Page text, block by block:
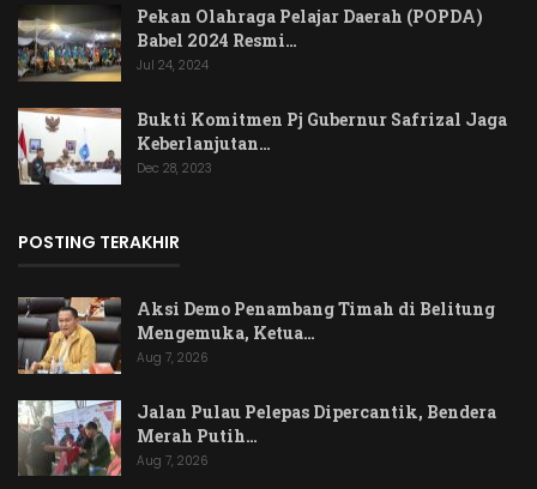
Pekan Olahraga Pelajar Daerah (POPDA)
Babel 2024 Resmi…
Jul 24, 2024
Bukti Komitmen Pj Gubernur Safrizal Jaga
Keberlanjutan…
Dec 28, 2023
POSTING TERAKHIR
Aksi Demo Penambang Timah di Belitung
Mengemuka, Ketua…
Aug 7, 2026
Jalan Pulau Pelepas Dipercantik, Bendera
Merah Putih…
Aug 7, 2026